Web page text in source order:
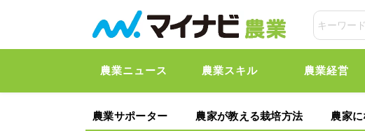
農業ニュース 農業スキル 農業経営
農業サポーター 農家が教える栽培方法 農家